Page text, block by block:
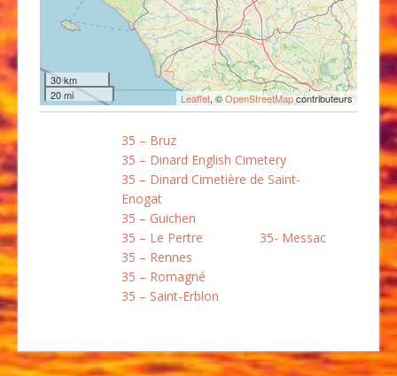
30 km
20 mi
Leaflet, ©OpenStreetMapcontributeurs
35 – Bruz
35 – Dinard English Cimetery
35 – Dinard Cimetière de Saint-
Enogat
35 – Guichen
35 – Le Pertre
35- Messac
35 – Rennes
35 – Romagné
35 – Saint-Erblon